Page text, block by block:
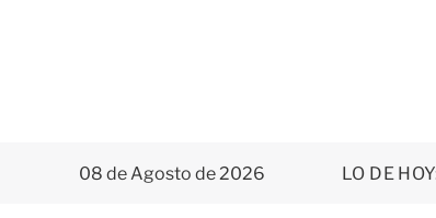
08 de Agosto de 2026 LO DE